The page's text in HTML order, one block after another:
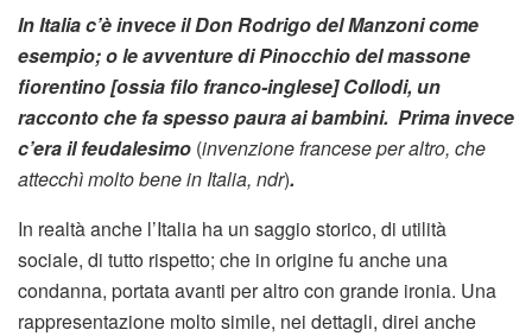
In Italia c’è invece il Don Rodrigo del Manzoni come
esempio; o le avventure di Pinocchio del massone
fiorentino [ossia filo franco-inglese] Collodi, un
racconto che fa spesso paura ai bambini. Prima invece
c’era il feudalesimo (invenzione francese per altro, che
attecchì molto bene in Italia, ndr).
In realtà anche l’Italia ha un saggio storico, di utilità
sociale, di tutto rispetto; che in origine fu anche una
condanna, portata avanti per altro con grande ironia. Una
rappresentazione molto simile, nei dettagli, direi anche